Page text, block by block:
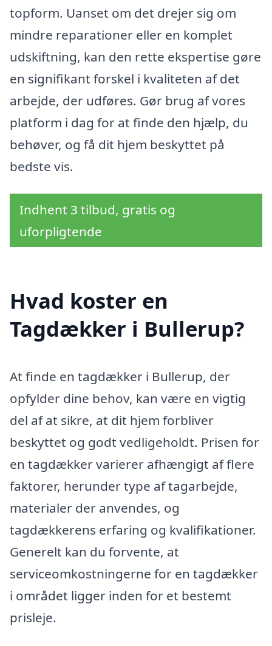
topform. Uanset om det drejer sig om
mindre reparationer eller en komplet
udskiftning, kan den rette ekspertise gøre
en signifikant forskel i kvaliteten af det
arbejde, der udføres. Gør brug af vores
platform i dag for at finde den hjælp, du
behøver, og få dit hjem beskyttet på
bedste vis.
Indhent 3 tilbud, gratis og
uforpligtende
Hvad koster en
Tagdækker i Bullerup?
At finde en tagdækker i Bullerup, der
opfylder dine behov, kan være en vigtig
del af at sikre, at dit hjem forbliver
beskyttet og godt vedligeholdt. Prisen for
en tagdækker varierer afhængigt af flere
faktorer, herunder type af tagarbejde,
materialer der anvendes, og
tagdækkerens erfaring og kvalifikationer.
Generelt kan du forvente, at
serviceomkostningerne for en tagdækker
i området ligger inden for et bestemt
prisleje.